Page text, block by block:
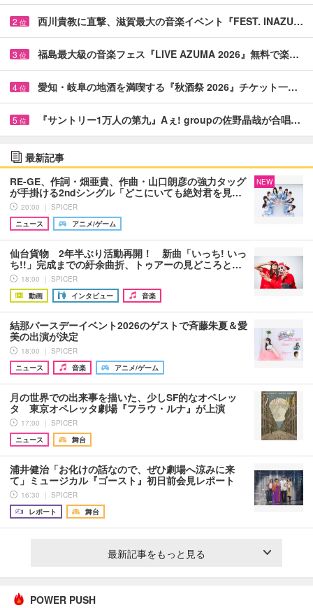
2 位 西川貴教に直撃、滋賀最大の音楽イベント『FEST. INAZU…
3 位 福島最大級の音楽フェス『LIVE AZUMA 2026』無料で楽…
4 位 愛知・岐阜の地酒を満喫する『秋酒祭 2026』チケット一…
5 位 『サントリー1万人の第九』Aぇ! groupの佐野晶哉が合唱…
最新記事
RE-GE、作詞・畑亜貴、作曲・山口朗彦の強力タッグ
が手掛ける2ndシングル「どこにいても絶対君を見…
20:00 ｜ SPICER
ニュース
アニメ/ゲーム
NEW
仙台貨物 2年半ぶり活動再開！ 新曲「いっち! いっ
ち!!」完成までの紆余曲折、トゥアーの見どころと…
18:00 ｜ SPICER
動画
インタビュー 音楽
結那バースデーイベント2026のゲストで斉藤朱夏＆愛
美の出演が決定
18:00 ｜ SPICER
ニュース
音楽 アニメ/ゲーム
月の世界での出来事を描いた、少しSF的なオペレッ
タ 東京オペレッタ劇場『フラウ・ルナ』が上演
17:00 ｜ SPICER
ニュース
舞台
浦井健治「お化けの話なので、ぜひ劇場へ涼みに来
て」ミュージカル『ゴースト』初日前会見レポート
16:30 ｜ SPICER
レポート
舞台
最新記事をもっと見る
POWER PUSH